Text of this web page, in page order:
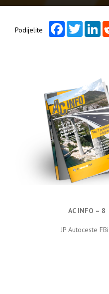
Podijelite
FacebookTwitter
AC INFO – 8
JP Autoceste